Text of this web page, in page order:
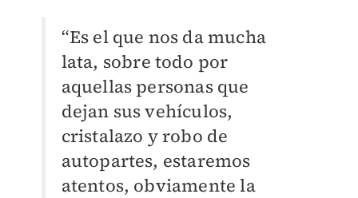
“Es el que nos da mucha
lata, sobre todo por
aquellas personas que
dejan sus vehículos,
cristalazo y robo de
autopartes, estaremos
atentos, obviamente la